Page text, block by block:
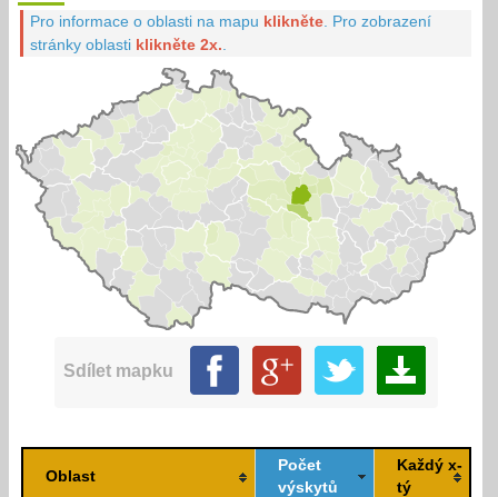
Pro informace o oblasti na mapu klikněte Pro zobrazení
stránky oblasti klikněte 2x.
Sdílet mapku
Oblast
Počet
výskytů
Každý x-
tý